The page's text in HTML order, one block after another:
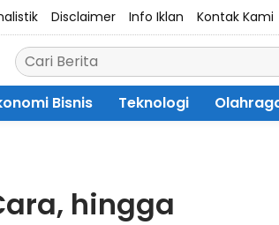
Disclaimer Info Iklan Kontak Kami
Bisnis Teknologi
hingga